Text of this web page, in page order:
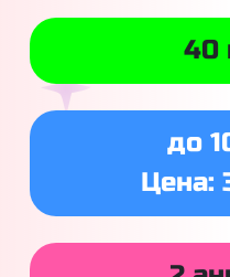
40
до
Цена: